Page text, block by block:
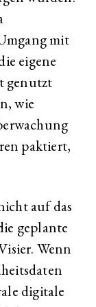
mit
eigene
genutzt
wie
paktiert,
auf das
geplante
Wenn
digitale